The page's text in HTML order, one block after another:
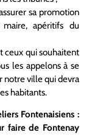
sa promotion
apéritifs du
ceux qui souhaitent
les appelons à se
notre ville qui devra
habitants.
Fontenaisiens :
faire de Fontenay